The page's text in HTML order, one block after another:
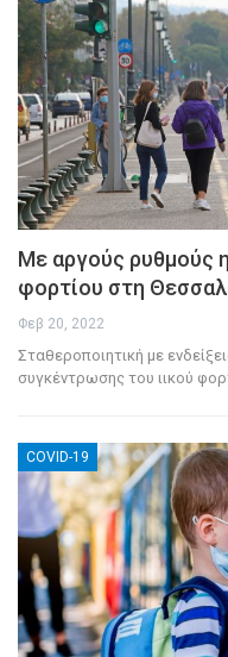
Με αργούς ρυθμούς
φορτίου στη
Φεβ 20, 2022
Σταθεροποιητική με
συγκέντρωσης του ιικού
COVID-19